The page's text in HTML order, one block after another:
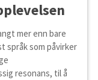
mer enn bare
språk som påvirker
resonans, til å